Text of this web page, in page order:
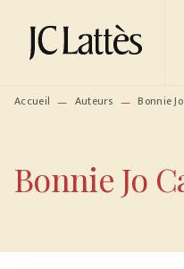
MENU RECHERCHE
PIED DE PAGE
Accueil — Auteurs — Bonnie
Bonnie Jo